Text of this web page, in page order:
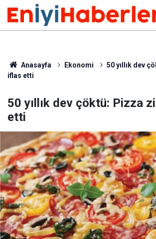
Anasayfa Ekonomi
50 yıllık dev
iflas etti
50 yıllık dev çöktü: Pizza
etti